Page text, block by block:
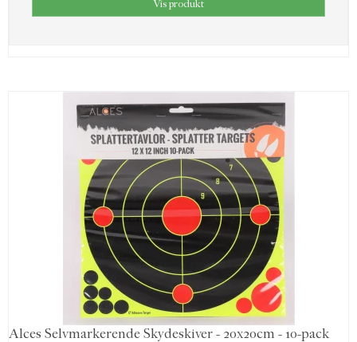
Vis produkt
Alces Selvmarkerende Skydeskiver - 20x20cm - 10-pack